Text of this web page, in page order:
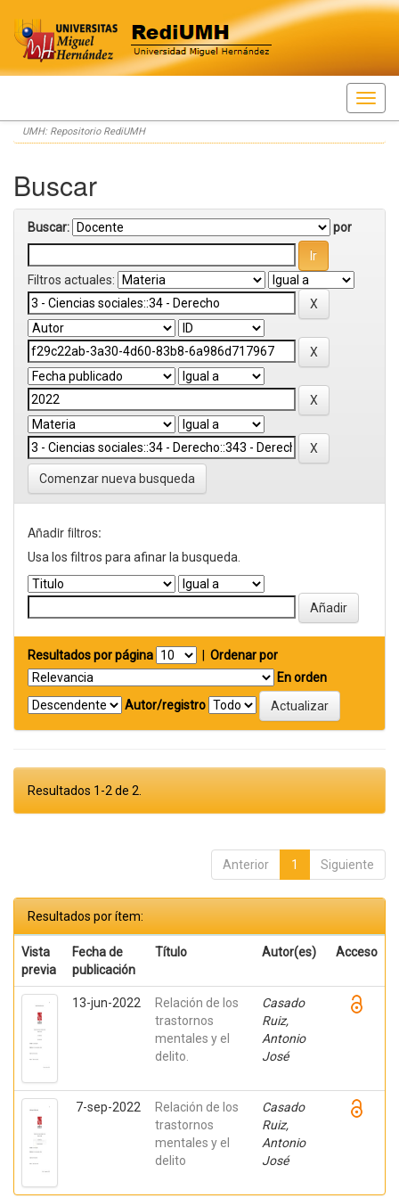
Skip
navigation
UMH: Repositorio RediUMH
Buscar
Buscar: por
Filtros actuales:
Comenzar nueva busqueda
Añadir filtros:
Usa los filtros para afinar la busqueda.
Resultados por página
Ordenar por
En orden
Autor/registro
Resultados 1-2 de 2.
Anterior 1 Siguiente
Resultados por ítem:
Vista
previa
Fecha de
publicación
Título Autor(es) Acceso
13-jun-2022
Relación de los
trastornos
mentales y el
delito.
Casado
Ruiz,
Antonio
José
7-sep-2022
Relación de los
trastornos
mentales y el
delito
Casado
Ruiz,
Antonio
José